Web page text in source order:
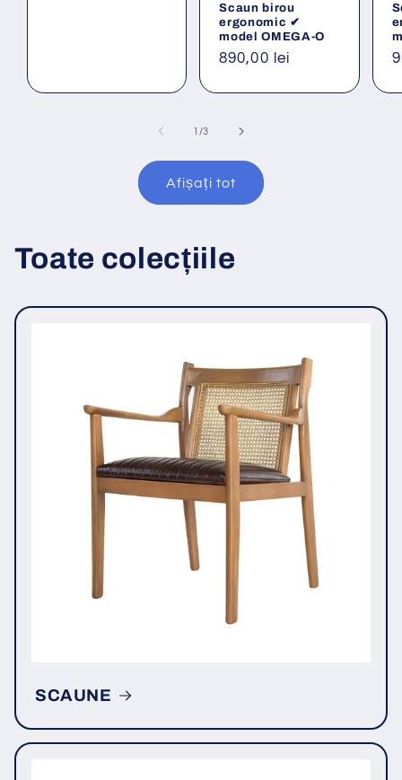
Scaun birou
ergonomic ✔
model OMEGA-O
Preț
890,00 lei
1 /din
3
Afișați tot
Toate colecțiile
SCAUNE